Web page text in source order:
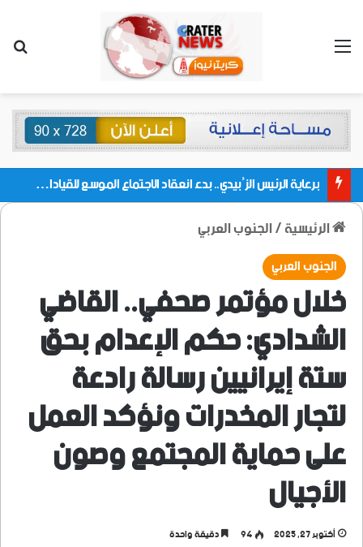
القائمة
برعاية الرئيس الزُبيدي.. بدء انعقاد الاجتماع الموسع للقيادات المحلية بالعاصمة ولمديريات وكتل مجلس العموم ومنسقيات الجامعة بالعاصمة عدن
الرئيسية/الجنوب العربي
الجنوب العربي
خلال مؤتمر صحفي.. القاضي
الشدادي: حكم الإعدام بحق
ستة إيرانيين رسالة رادعة
لتجار المخدرات ونؤكد العمل
على حماية المجتمع وصون
الأجيال
أكتوبر 27, 2025 94 دقيقة واحدة